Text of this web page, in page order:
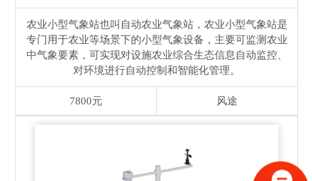
农业小型气象站也叫自动农业气象站，农业小型气象站是
专门用于农业等场景下的小型气象设备，主要可监测农业
中气象要素，可实现对设施农业综合生态信息自动监控、
对环境进行自动控制和智能化管理。
7800元 风途